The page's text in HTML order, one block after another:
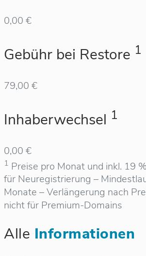
0,00 €
Gebühr bei Restore 1
79,00 €
Inhaberwechsel 1
0,00 €
1 Preise pro Monat und inkl. 19
für Neuregistrierung –
Monate – Verlängerung nach
nicht für Premium-Domains
Alle Informationen